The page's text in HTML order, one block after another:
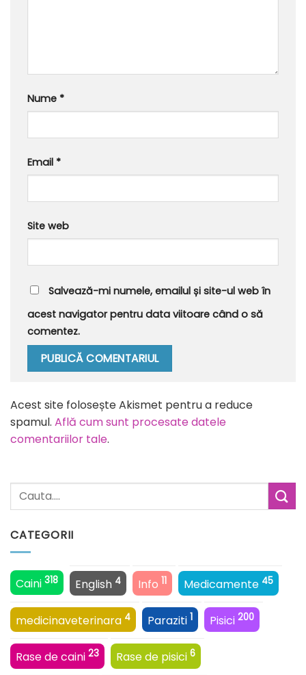
CATEGORII
Caini 318 English 4 Info 11 Medicamente 45
medicinaveterinara 4 Paraziti 1 Pisici 200
Rase de caini 23 Rase de pisici 6
Nume *
Email *
Site web
Salvează-mi numele, emailul și site-ul web în
acest navigator pentru data viitoare când o să
comentez.
Acest site folosește Akismet pentru a reduce
spamul. Află cum sunt procesate datele
comentariilor tale.